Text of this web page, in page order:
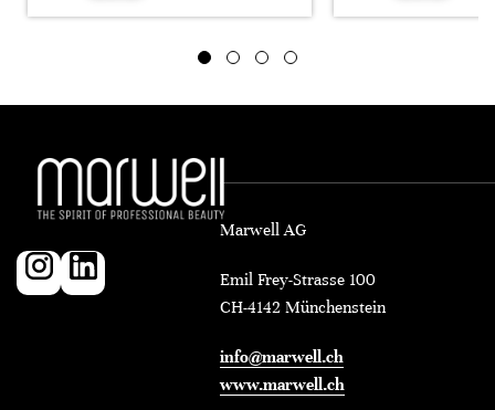
Marwell AG
Emil Frey-Strasse 100
CH-4142 Münchenstein
info@marwell.ch
www.marwell.ch